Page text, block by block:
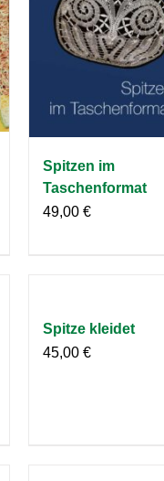
Spitzen im
Taschenformat
49,00 €
Spitze kleidet
45,00 €